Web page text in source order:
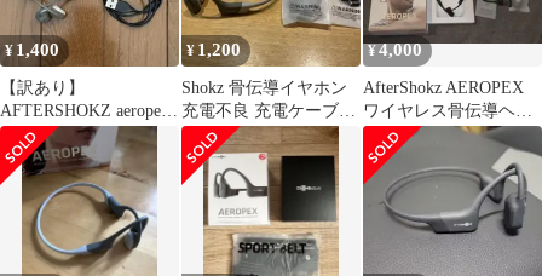
¥ 1,400
【訳あり】
AFTERSHOKZ aeropex
骨伝導イヤホン
¥ 1,200
Shokz 骨伝導イヤホン
充電不良 充電ケーブル
+耳栓付
¥4,000
AfterShokz AEROPEX
ワイヤレス骨伝導ヘッ
ドホン 本体